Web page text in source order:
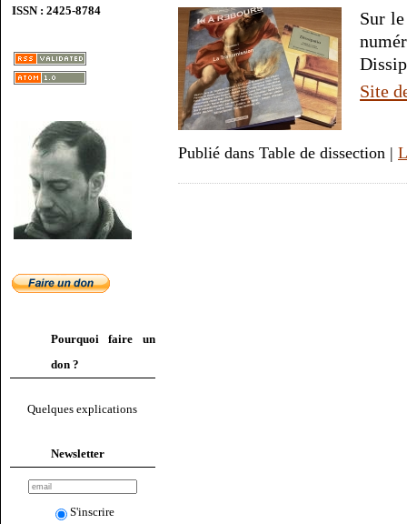
ISSN : 2425-8784
Pourquoi faire un
don ?
Quelques explications
Newsletter
S'inscrire
Sur
Site
Publié dans Table de dissection |